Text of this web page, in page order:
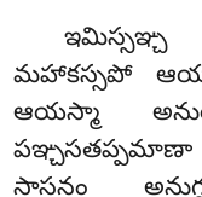
మహాకస్సపో
ఆయస్మా
సాసనం